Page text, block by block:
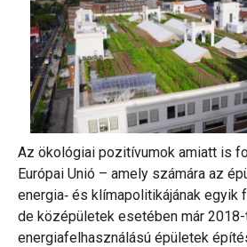
Az ökológiai pozitívumok amiatt is
Európai Unió – amely számára az
energia‐ és klímapolitikájának
de középületek esetében már
energiafelhasználású épületek